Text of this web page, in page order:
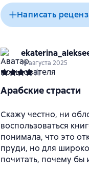
Написать
19 августа 2025
Арабские страсти
Скажу честно, ни
воспользоваться
понимала, что это
пруди, но для
почитать, почему бы